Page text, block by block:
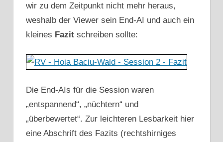
wir zu dem Zeitpunkt nicht mehr heraus,
weshalb der Viewer sein End-AI und auch ein
kleines Fazit schreiben sollte:
Die End-AIs für die Session waren
„entspannend“, „nüchtern“ und
„überbewertet“. Zur leichteren Lesbarkeit hier
eine Abschrift des Fazits (rechtshirniges